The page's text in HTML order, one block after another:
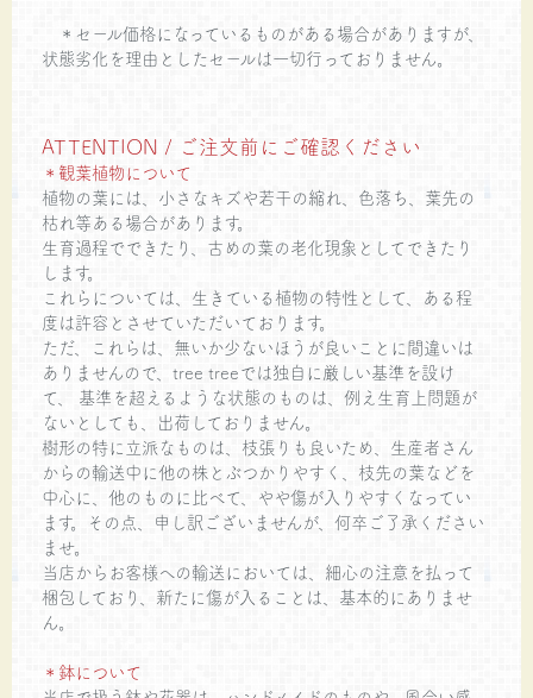
＊セール価格になっているものがある場合がありますが、
状態劣化を理由としたセールは一切行っておりません。
ATTENTION / ご注文前にご確認ください
＊観葉植物について
植物の葉には、小さなキズや若干の縮れ、色落ち、葉先の
枯れ等ある場合があります。
生育過程でできたり、古めの葉の老化現象としてできたり
します。
これらについては、生きている植物の特性として、ある程
度は許容とさせていただいております。
ただ、これらは、無いか少ないほうが良いことに間違いは
ありませんので、tree treeでは独自に厳しい基準を設け
て、 基準を超えるような状態のものは、例え生育上問題が
ないとしても、出荷しておりません。
樹形の特に立派なものは、枝張りも良いため、生産者さん
からの輸送中に他の株とぶつかりやすく、枝先の葉などを
中心に、他のものに比べて、やや傷が入りやすくなってい
ます。その点、申し訳ございませんが、何卒ご了承ください
ませ。
当店からお客様への輸送においては、細心の注意を払って
梱包しており、新たに傷が入ることは、基本的にありませ
ん。
＊鉢について